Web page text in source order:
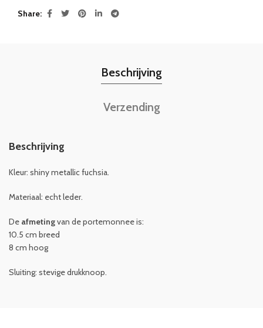
Share
Beschrijving
Verzending
Beschrijving
Kleur: shiny metallic fuchsia.
Materiaal: echt leder.
De afmetingvan de portemonnee is:
10.5 cm breed
8 cm hoog
Sluiting: stevige drukknoop.